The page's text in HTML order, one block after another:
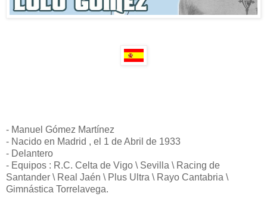
- Manuel Gómez Martínez
- Nacido en Madrid , el 1 de Abril de 1933
- Delantero
- Equipos : R.C. Celta de Vigo \ Sevilla \ Racing de
Santander \ Real Jaén \ Plus Ultra \ Rayo Cantabria \
Gimnástica Torrelavega.